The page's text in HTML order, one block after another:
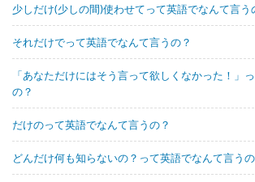
少しだけ(少しの間)使わせてって英語でなんて言う
それだけでって英語でなんて言うの？
「あなただけにはそう言って欲しくなかった！」
の？
だけのって英語でなんて言うの？
どんだけ何も知らないの？って英語でなんて言う